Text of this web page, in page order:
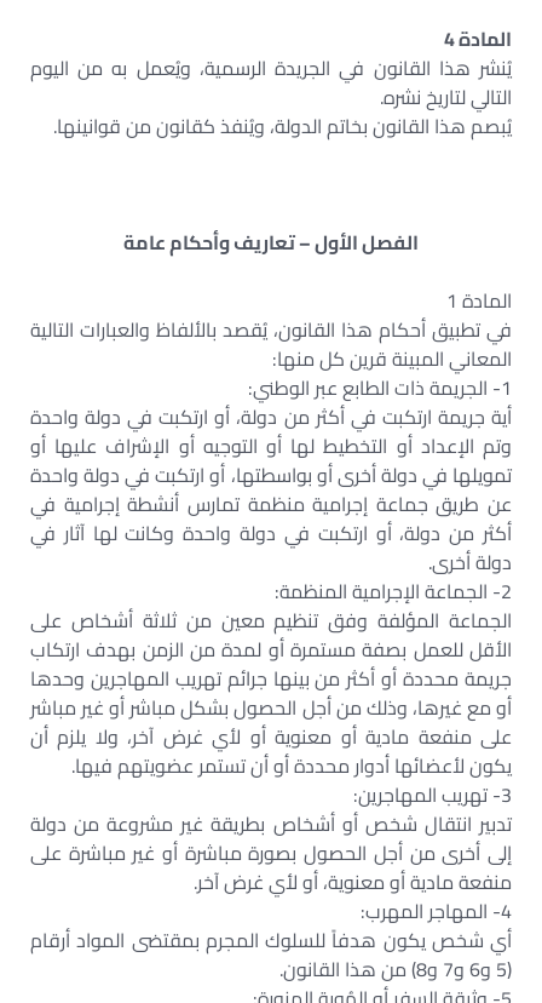
المادة 4
يُنشر هذا القانون في الجريدة الرسمية، ويُعمل به من اليوم
التالي لتاريخ نشره.
يُبصم هذا القانون بخاتم الدولة، ويُنفذ كقانون من قوانينها.
الفصل الأول – تعاريف وأحكام عامة
المادة 1
في تطبيق أحكام هذا القانون، يُقصد بالألفاظ والعبارات التالية
المعاني المبينة قرين كل منها:
1- الجريمة ذات الطابع عبر الوطني:
أية جريمة ارتكبت في أكثر من دولة، أو ارتكبت في دولة واحدة
وتم الإعداد أو التخطيط لها أو التوجيه أو الإشراف عليها أو
تمويلها في دولة أخرى أو بواسطتها، أو ارتكبت في دولة واحدة
عن طريق جماعة إجرامية منظمة تمارس أنشطة إجرامية في
أكثر من دولة، أو ارتكبت في دولة واحدة وكانت لها آثار في
دولة أخرى.
2- الجماعة الإجرامية المنظمة:
الجماعة المؤلفة وفق تنظيم معين من ثلاثة أشخاص على
الأقل للعمل بصفة مستمرة أو لمدة من الزمن بهدف ارتكاب
جريمة محددة أو أكثر من بينها جرائم تهريب المهاجرين وحدها
أو مع غيرها، وذلك من أجل الحصول بشكل مباشر أو غير مباشر
على منفعة مادية أو معنوية أو لأي غرض آخر، ولا يلزم أن
يكون لأعضائها أدوار محددة أو أن تستمر عضويتهم فيها.
3- تهريب المهاجرين:
تدبير انتقال شخص أو أشخاص بطريقة غير مشروعة من دولة
إلى أخرى من أجل الحصول بصورة مباشرة أو غير مباشرة على
منفعة مادية أو معنوية، أو لأي غرض آخر.
4- المهاجر المهرب:
أي شخص يكون هدفاً للسلوك المجرم بمقتضى المواد أرقام
(5 و6 و7 و8) من هذا القانون.